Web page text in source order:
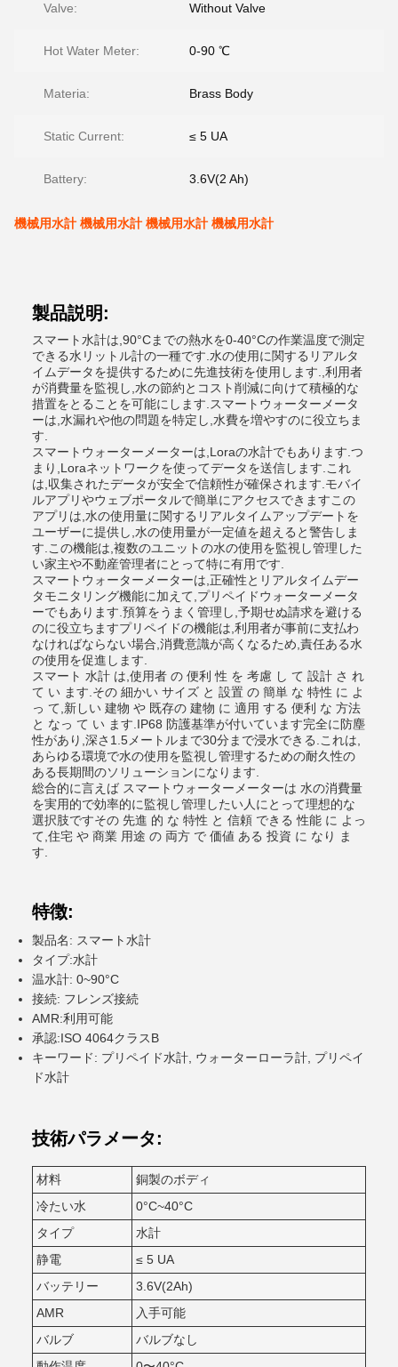
Valve: Without Valve
Hot Water Meter: 0-90 ℃
Materia: Brass Body
Static Current: ≤ 5 UA
Battery: 3.6V(2 Ah)
機械用水計 機械用水計 機械用水計 機械用水計
製品説明:
スマート水計は,90°Cまでの熱水を0-40°Cの作業温度で測定
できる水リットル計の一種です.水の使用に関するリアルタ
イムデータを提供するために先進技術を使用します.,利用者
が消費量を監視し,水の節約とコスト削減に向けて積極的な
措置をとることを可能にします.スマートウォーターメータ
ーは,水漏れや他の問題を特定し,水費を増やすのに役立ちま
す.
スマートウォーターメーターは,Loraの水計でもあります.つ
まり,Loraネットワークを使ってデータを送信します.これ
は,収集されたデータが安全で信頼性が確保されます.モバイ
ルアプリやウェブポータルで簡単にアクセスできますこの
アプリは,水の使用量に関するリアルタイムアップデートを
ユーザーに提供し,水の使用量が一定値を超えると警告しま
す.この機能は,複数のユニットの水の使用を監視し管理した
い家主や不動産管理者にとって特に有用です.
スマートウォーターメーターは,正確性とリアルタイムデー
タモニタリング機能に加えて,プリペイドウォーターメータ
ーでもあります.預算をうまく管理し,予期せぬ請求を避ける
のに役立ちますプリペイドの機能は,利用者が事前に支払わ
なければならない場合,消費意識が高くなるため,責任ある水
の使用を促進します.
スマート 水計 は,使用者 の 便利 性 を 考慮 し て 設計 さ れ
て い ます.その 細かい サイズ と 設置 の 簡単 な 特性 に よ
っ て,新しい 建物 や 既存の 建物 に 適用 する 便利 な 方法
と なっ て い ます.IP68 防護基準が付いています完全に防塵
性があり,深さ1.5メートルまで30分まで浸水できる.これは,
あらゆる環境で水の使用を監視し管理するための耐久性の
ある長期間のソリューションになります.
総合的に言えば スマートウォーターメーターは 水の消費量
を実用的で効率的に監視し管理したい人にとって理想的な
選択肢ですその 先進 的 な 特性 と 信頼 できる 性能 に よっ
て,住宅 や 商業 用途 の 両方 で 価値 ある 投資 に なり ま
す.
特徴:
製品名: スマート水計
タイプ:水計
温水計: 0~90°C
接続: フレンズ接続
AMR:利用可能
承認:ISO 4064クラスB
キーワード: プリペイド水計, ウォーターローラ計, プリペイ
ド水計
技術パラメータ:
材料
銅製のボディ
冷たい水
0°C~40°C
タイプ
水計
静電
≤ 5 UA
バッテリー
3.6V(2Ah)
AMR
入手可能
バルブ
バルブなし